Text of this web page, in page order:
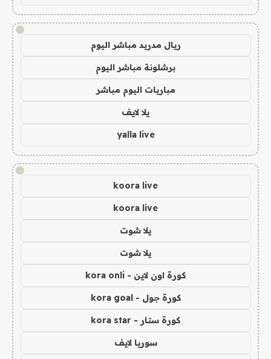
!
ريال مدريد مباشر اليوم
برشلونة مباشر اليوم
مباريات اليوم مباشر
يلا لايف
yalla live
!
koora live
koora live
يلا شوت
يلا شوت
كورة اون لاين - kora onli
كورة جول - kora goal
كورة ستار - kora star
سوريا لايف